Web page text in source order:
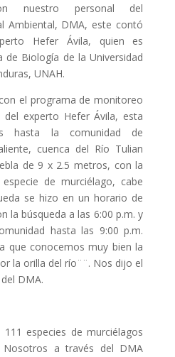
nuestro personal del
Ambiental, DMA, este contó
Hefer Ávila, quien es
de Biología de la Universidad
UNAH.
el programa de monitoreo
experto Hefer Ávila, esta
hasta la comunidad de
cuenca del Río Tulian
de 9 x 2.5 metros, con la
de murciélago, cabe
se hizo en un horario de
la búsqueda a las 6:00 p.m. y
hasta las 9:00 p.m.
que conocemos muy bien la
la orilla del río¨¨. Nos dijo el
DMA.
especies de murciélagos
Nosotros a través del DMA